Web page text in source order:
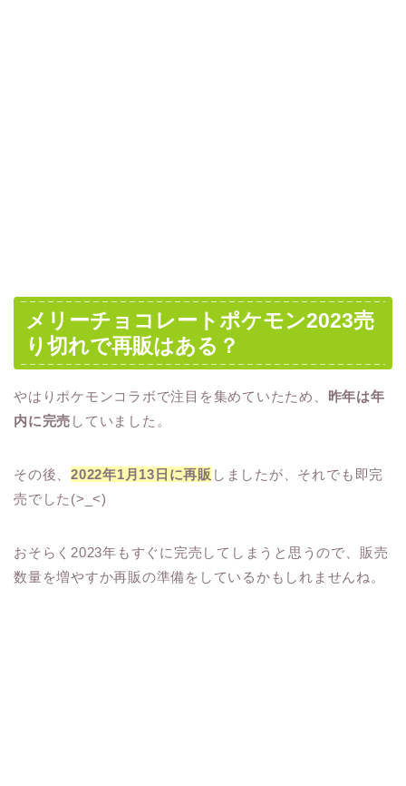
メリーチョコレートポケモン2023売
り切れで再販はある？
やはりポケモンコラボで注目を集めていたため、 昨年は年
内に完売 していました。
その後、2022年1月13日に再販 しましたが、それでも即完
売でした(>_<)
おそらく2023年もすぐに完売してしまうと思うので、販売
数量を増やすか再販の準備をしているかもしれませんね。